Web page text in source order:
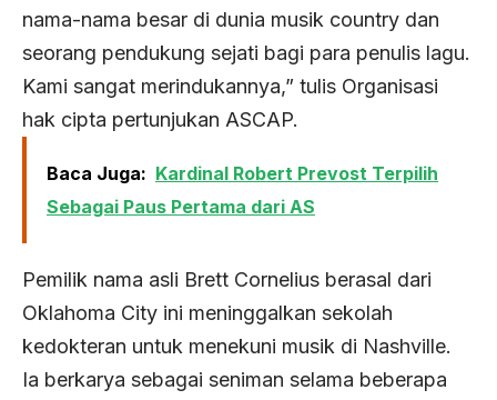
nama-nama besar di dunia musik country dan
seorang pendukung sejati bagi para penulis lagu.
Kami sangat merindukannya,” tulis Organisasi
hak cipta pertunjukan ASCAP.
Baca Juga: Kardinal Robert Prevost Terpilih
Sebagai Paus Pertama dari AS
Pemilik nama asli Brett Cornelius berasal dari
Oklahoma City ini meninggalkan sekolah
kedokteran untuk menekuni musik di Nashville.
Ia berkarya sebagai seniman selama beberapa